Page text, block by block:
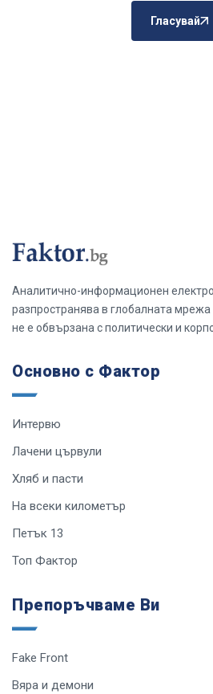
Гласувай
Аналитично-информационен
разпространява в глобалната
не е обвързана с политически и
Основно с Фактор
Интервю
Лачени цървули
Хляб и пасти
На всеки километър
Петък 13
Топ Фактор
Препоръчваме Ви
Fake Front
Вяра и демони